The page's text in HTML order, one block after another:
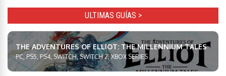
ULTIMAS GUÍAS >
THE ADVENTURES OF ELLIOT: THE MILLENNIUM TALES
PC, PS5, PS4, SWITCH, SWITCH 2, XBOX SERIES